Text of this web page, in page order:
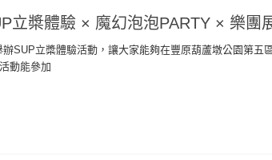
立槳體驗 × 魔幻泡泡PARTY × 樂團
SUP立槳體驗活動，讓大家能夠在豐原葫蘆墩公園第五
動能參加